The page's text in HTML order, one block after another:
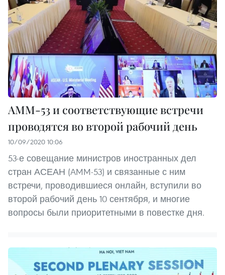
АММ-53 и соответствующие встречи
проводятся во второй рабочий день
10/09/2020 10:06
53-е совещание министров иностранных дел
стран АСЕАН (AMM-53) и связанные с ним
встречи, проводившиеся онлайн, вступили во
второй рабочий день 10 сентября, и многие
вопросы были приоритетными в повестке дня.